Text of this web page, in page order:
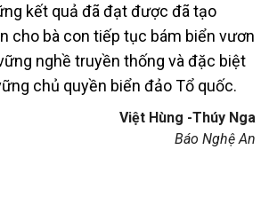
kết quả đã đạt được đã tạo
cho bà con tiếp tục bám biển vươn
nghề truyền thống và đặc biệt
chủ quyền biển đảo Tổ quốc.
Việt Hùng -Thúy Nga
Báo Nghệ An